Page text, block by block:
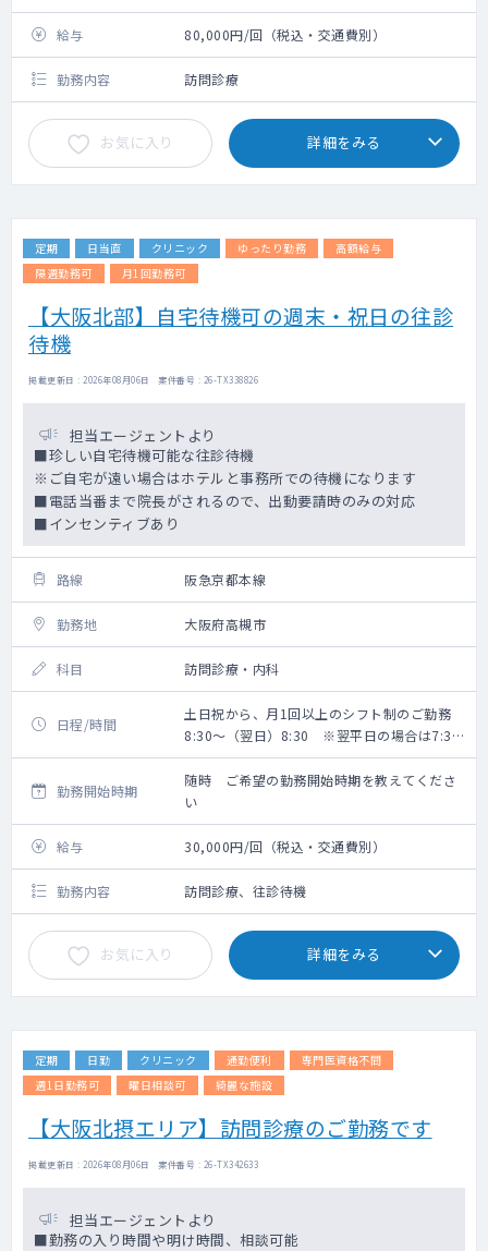
給与 80,000円/回（税込・交通費別）
勤務内容 訪問診療
お気に入り 詳細をみる
定期 日当直 クリニック ゆったり勤務
高額給与
隔週勤務可
月1回勤務可
【大阪北部】自宅待機可の週末・祝日の往診
待機
掲載更新日 : 2026年08月06日 案件番号 : 26-TX338826
担当エージェントより
■珍しい自宅待機可能な往診待機
※ご自宅が遠い場合はホテルと事務所での待機になります
■電話当番まで院長がされるので、出動要請時のみの対応
■インセンティブあり
路線 阪急京都本線
勤務地 大阪府高槻市
科目 訪問診療・内科
日程/時間
土日祝から、月1回以上のシフト制のご勤務
8:30～（翌日）8:30 ※翌平日の場合は7:30
までのご勤務です
勤務開始時期
随時 ご希望の勤務開始時期を教えてくださ
い
給与 30,000円/回（税込・交通費別）
勤務内容 訪問診療、往診待機
お気に入り 詳細をみる
定期 日勤 クリニック 通勤便利
専門医資格不問
週1日勤務可
曜日相談可 綺麗な施設
【大阪北摂エリア】訪問診療のご勤務です
掲載更新日 : 2026年08月06日 案件番号 : 26-TX342633
担当エージェントより
■勤務の入り時間や明け時間、相談可能